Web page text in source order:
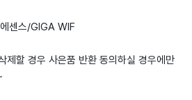
센스/GIGA WIF
제할 경우 사은품 반환 동의하실 경우에만